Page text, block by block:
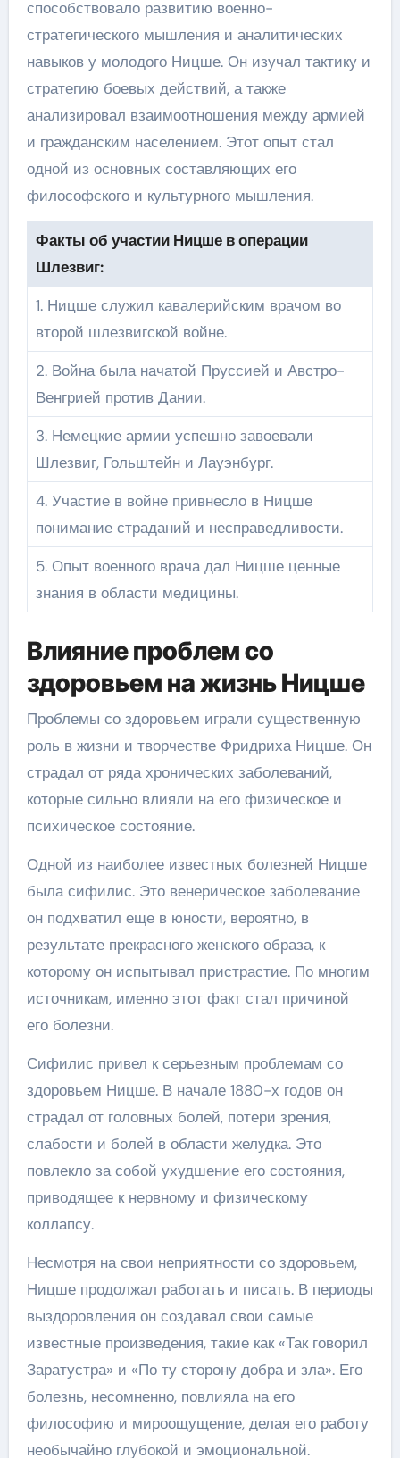
способствовало развитию военно-
стратегического мышления и аналитических
навыков у молодого Ницше. Он изучал тактику и
стратегию боевых действий, а также
анализировал взаимоотношения между армией
и гражданским населением. Этот опыт стал
одной из основных составляющих его
философского и культурного мышления.
Факты об участии Ницше в операции
Шлезвиг:
1. Ницше служил кавалерийским врачом во
второй шлезвигской войне.
2. Война была начатой Пруссией и Австро-
Венгрией против Дании.
3. Немецкие армии успешно завоевали
Шлезвиг, Гольштейн и Лауэнбург.
4. Участие в войне привнесло в Ницше
понимание страданий и несправедливости.
5. Опыт военного врача дал Ницше ценные
знания в области медицины.
Влияние проблем со
здоровьем на жизнь Ницше
Проблемы со здоровьем играли существенную
роль в жизни и творчестве Фридриха Ницше. Он
страдал от ряда хронических заболеваний,
которые сильно влияли на его физическое и
психическое состояние.
Одной из наиболее известных болезней Ницше
была сифилис. Это венерическое заболевание
он подхватил еще в юности, вероятно, в
результате прекрасного женского образа, к
которому он испытывал пристрастие. По многим
источникам, именно этот факт стал причиной
его болезни.
Сифилис привел к серьезным проблемам со
здоровьем Ницше. В начале 1880-х годов он
страдал от головных болей, потери зрения,
слабости и болей в области желудка. Это
повлекло за собой ухудшение его состояния,
приводящее к нервному и физическому
коллапсу.
Несмотря на свои неприятности со здоровьем,
Ницше продолжал работать и писать. В периоды
выздоровления он создавал свои самые
известные произведения, такие как «Так говорил
Заратустра» и «По ту сторону добра и зла». Его
болезнь, несомненно, повлияла на его
философию и мироощущение, делая его работу
необычайно глубокой и эмоциональной.